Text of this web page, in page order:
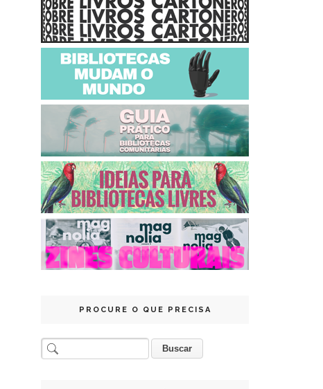
PROCURE O QUE PRECISA